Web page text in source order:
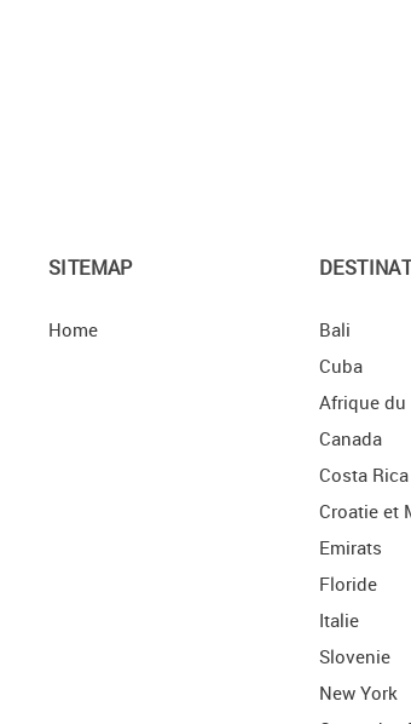
SITEMAP
Home
Bali
Cuba
Afrique du
Canada
Costa Rica
Croatie et
Emirats
Floride
Italie
Slovenie
New York